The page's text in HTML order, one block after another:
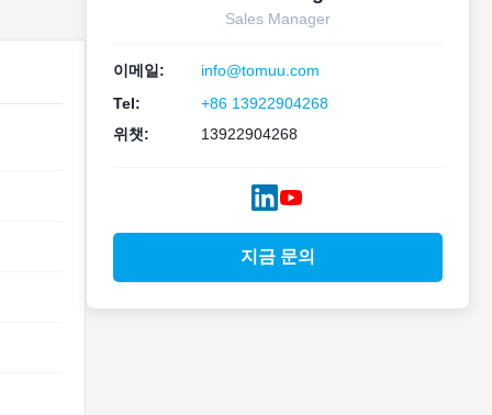
Sales Manager
이메일:
info@tomuu.com
Tel:
+86 13922904268
위챗:
13922904268
지금 문의